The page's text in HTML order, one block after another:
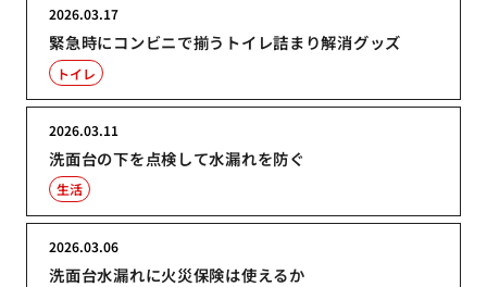
緊急時にコンビニで揃うトイレ詰まり解消グッズ
2026.03.17
トイレ
洗面台の下を点検して水漏れを防ぐ
2026.03.11
生活
洗面台水漏れに火災保険は使えるか
2026.03.06